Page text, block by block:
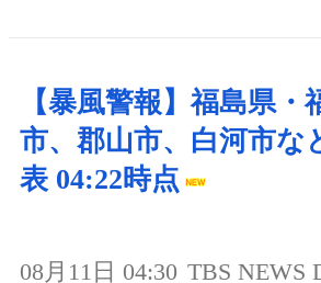
【暴風警報】福島県・
市、郡山市、白河市な
表 04:22時点
08月11日 04:30 TBS NEWS